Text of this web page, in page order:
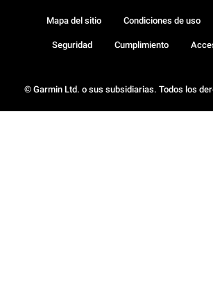
© Garmin Ltd. o sus subsidiarias. Todos los
Mapa del sitio Condiciones de uso
Seguridad Cumplimiento